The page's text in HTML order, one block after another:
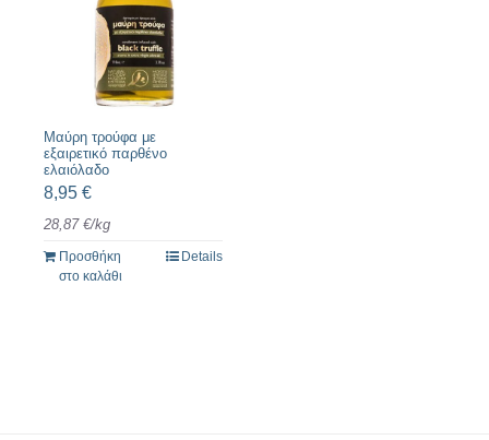
Μαύρη τρούφα με
εξαιρετικό παρθένο
ελαιόλαδο
8,95 €
28,87 €/kg
Προσθήκη
στο καλάθι
Details